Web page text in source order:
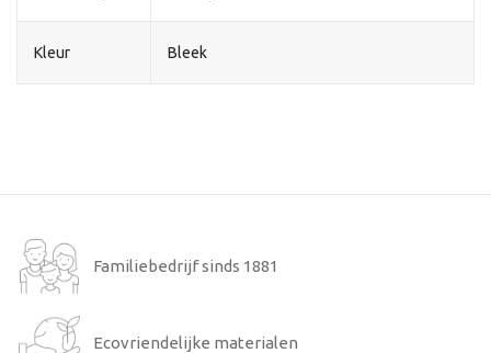
Kleur Bleek
Familiebedrijf sinds 1881
Ecovriendelijke materialen